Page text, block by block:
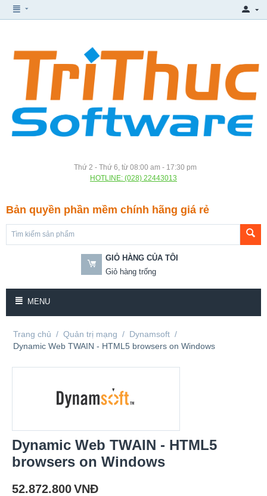
Thứ 2 - Thứ 6, từ 08:00 am - 17:30 pm
HOTLINE: (028) 22443013
Bản quyền phần mềm chính hãng giá rẻ
GIỎ HÀNG CỦA TÔI
Giỏ hàng trống
MENU
Trang chủ / Quản trị mạng / Dynamsoft /
Dynamic Web TWAIN - HTML5 browsers on Windows
Dynamic Web TWAIN - HTML5
browsers on Windows
52.872.800VNĐ